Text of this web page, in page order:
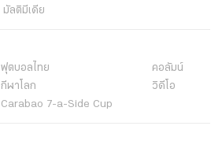
มัลติมีเดีย
ฟุตบอลไทย
คอลัมน์
กีฬาโลก
วิดีโอ
Carabao 7-a-Side Cup